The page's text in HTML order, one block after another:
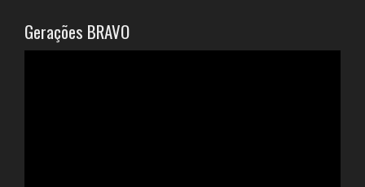
Gerações BRAVO